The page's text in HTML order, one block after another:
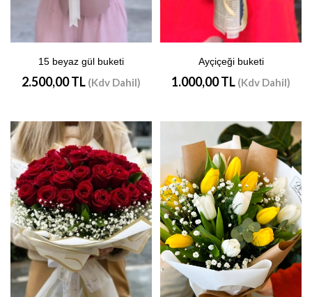
15 beyaz gül buketi
2.500,00 TL (Kdv Dahil)
Ayçiçeği buketi
1.000,00 TL (Kdv Dahil)